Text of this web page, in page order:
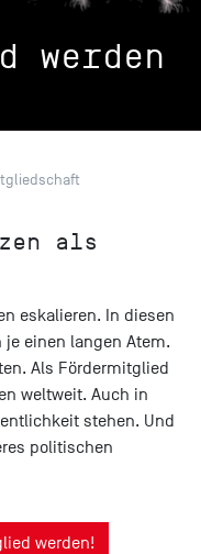
werden
als
eskalieren. In diesen
einen langen Atem.
Als Fördermitglied
weltweit. Auch in
stehen. Und
politischen
werden!